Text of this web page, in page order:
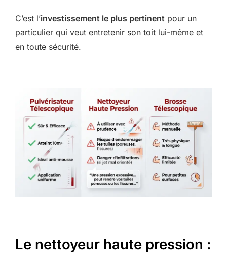
C’est l’investissement le plus pertinent pour un
particulier qui veut entretenir son toit lui-même et
en toute sécurité.
Le nettoyeur haute pression :